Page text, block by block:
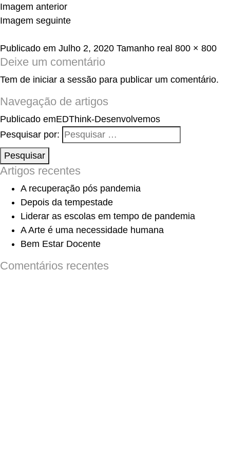
Imagem anterior
Imagem seguinte
Publicado em Julho 2, 2020 Tamanho real 800 × 800
Deixe um comentário
Tem de iniciar a sessão para publicar um comentário.
Navegação de artigos
Publicado emEDThink-Desenvolvemos
Pesquisar por:
Pesquisar
Artigos recentes
A recuperação pós pandemia
Depois da tempestade
Liderar as escolas em tempo de pandemia
A Arte é uma necessidade humana
Bem Estar Docente
Comentários recentes